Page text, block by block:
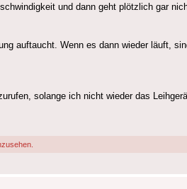
und dann geht plötzlich gar
auftaucht. Wenn es dann wieder läuft,
solange ich nicht wieder das